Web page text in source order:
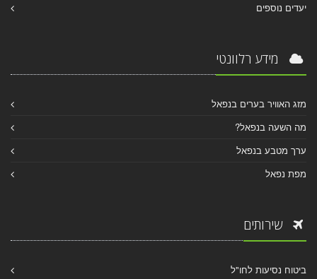
יעדים נוספים
מידע רלוונטי
מזג האוויר בערים בנפאל
מה השעה בנפאל?
ערך מטבע בנפאל
מפת נפאל
שירותים
ביטוח נסיעות לחו"ל